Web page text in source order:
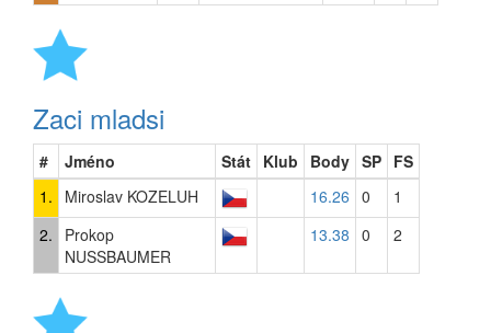
Zaci mladsi
# Jméno Stát Klub Body SP FS
1.
Miroslav KOZELUH 16.26 0
1
2.
Prokop
NUSSBAUMER
13.38 0 2